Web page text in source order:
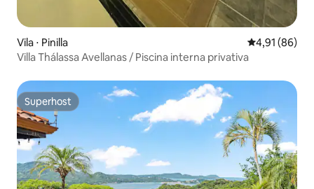
Vila ⋅ Pinilla 4,91 de uma
4,91 (86)
Villa Thálassa Avellanas / Piscina interna privativa
Superhost
Superhost